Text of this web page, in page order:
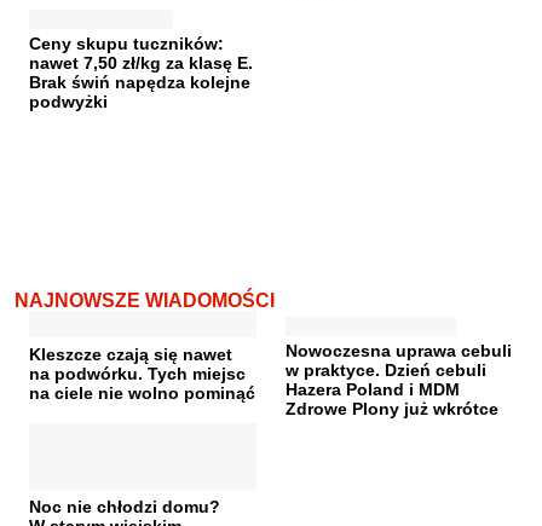
Ceny skupu tuczników:
nawet 7,50 zł/kg za klasę E.
Brak świń napędza kolejne
podwyżki
NAJNOWSZE WIADOMOŚCI
Kleszcze czają się nawet
na podwórku. Tych miejsc
na ciele nie wolno pominąć
Nowoczesna uprawa cebuli
w praktyce. Dzień cebuli
Hazera Poland i MDM
Zdrowe Plony już wkrótce
Noc nie chłodzi domu?